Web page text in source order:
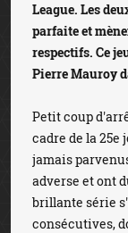
League. Les
parfaite et
respectifs. Ce
Pierre Mauroy
Petit coup
cadre de la 25e
jamais
adverse et ont
brillante série
consécutives,